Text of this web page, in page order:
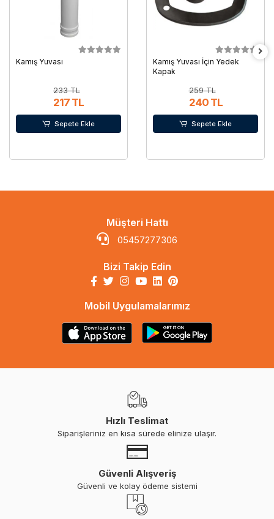
Kamış Yuvası
233 TL
217 TL
Sepete Ekle
Kamış Yuvası İçin Yedek
Kapak
259 TL
240 TL
Sepete Ekle
Müşteri Hattı
05457277306
Bizi Takip Edin
Mobil Uygulamalarımız
Hızlı Teslimat
Siparişleriniz en kısa sürede elinize ulaşır.
Güvenli Alışveriş
Güvenli ve kolay ödeme sistemi